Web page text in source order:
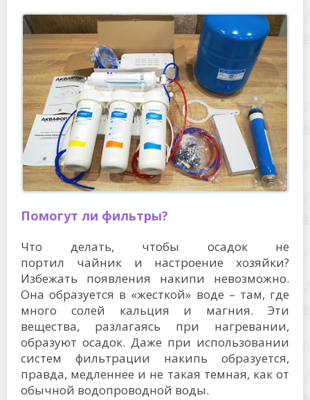
Помогут ли фильтры?
Что делать, чтобы осадок не
портил чайник и настроение хозяйки?
Избежать появления накипи невозможно.
Она образуется в «жесткой» воде – там, где
много солей кальция и магния. Эти
вещества, разлагаясь при нагревании,
образуют осадок. Даже при использовании
систем фильтрации накипь образуется,
правда, медленнее и не такая темная, как от
обычной водопроводной воды.